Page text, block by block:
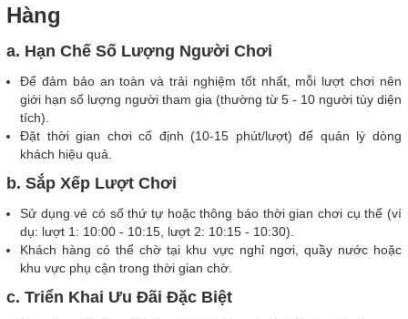
Hàng
a. Hạn Chế Số Lượng Người Chơi
Để đảm bảo an toàn và trải nghiệm tốt nhất, mỗi lượt chơi nên
giới hạn số lượng người tham gia (thường từ 5 - 10 người tùy diện
tích).
Đặt thời gian chơi cố định (10-15 phút/lượt) để quản lý dòng
khách hiệu quả.
b. Sắp Xếp Lượt Chơi
Sử dụng vé có số thứ tự hoặc thông báo thời gian chơi cụ thể (ví
dụ: lượt 1: 10:00 - 10:15, lượt 2: 10:15 - 10:30).
Khách hàng có thể chờ tại khu vực nghỉ ngơi, quầy nước hoặc
khu vực phụ cận trong thời gian chờ.
c. Triển Khai Ưu Đãi Đặc Biệt